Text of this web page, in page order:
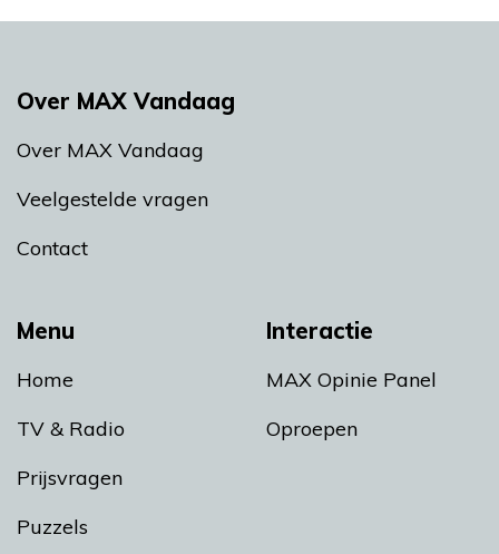
Menu
Home
TV & Radio
Prijsvragen
Puzzels
Interactie
MAX Opinie Panel
Oproepen
Over MAX Vandaag
Over MAX Vandaag
Veelgestelde vragen
Contact